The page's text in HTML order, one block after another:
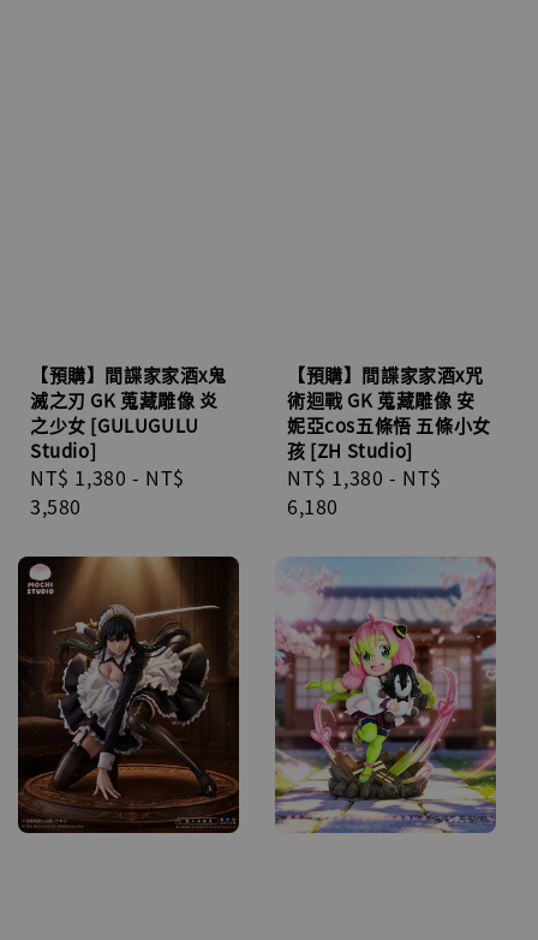
【預購】間諜家家酒x鬼
滅之刃 GK 蒐藏雕像 炎
之少女 [GULUGULU
Studio]
Regular
price
NT$ 1,380 - NT$
3,580
【預購】間諜家家酒x咒
術迴戰 GK 蒐藏雕像 安
妮亞cos五條悟 五條小女
孩 [ZH Studio]
Regular
price
NT$ 1,380 - NT$
6,180